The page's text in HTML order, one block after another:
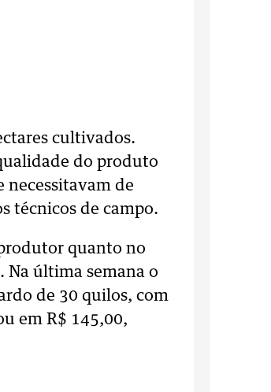
cultivados.
do produto
necessitavam de
técnicos de campo.
quanto no
Na última semana o
de 30 quilos, com
em R$ 145,00,